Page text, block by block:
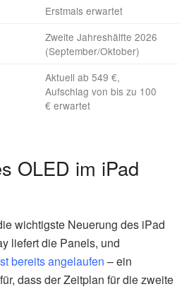
Erstmals erwartet
Zweite Jahreshälfte 2026
(September/Oktober)
Aktuell ab 549 €,
Aufschlag von bis zu 100
€ erwartet
OLED im iPad
wichtigste Neuerung des iPad
liefert die Panels, und
bereits angelaufen – ein
dass der Zeitplan für die zweite